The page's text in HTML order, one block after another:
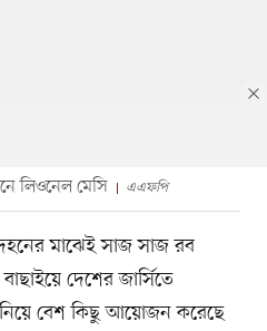
লিওনেল মেসি এএফপি
মাঝেই সাজ সাজ রব
দেশের জার্সিতে
বেশ কিছু আয়োজন করেছে